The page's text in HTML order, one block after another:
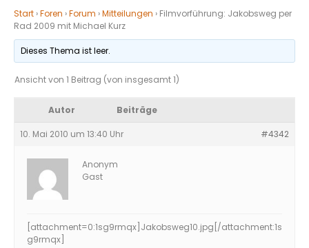
Start ›Foren ›Forum ›Mitteilungen › Filmvorführung: Jakobsweg per
Rad 2009 mit Michael Kurz
Dieses Thema ist leer.
Ansicht von 1 Beitrag (von insgesamt 1)
Autor Beiträge
10. Mai 2010 um 13:40 Uhr #4342
Anonym
Gast
[attachment=0:1sg9rmqx] Jakobsweg10.jpg [/attachment:1s
g9rmqx]